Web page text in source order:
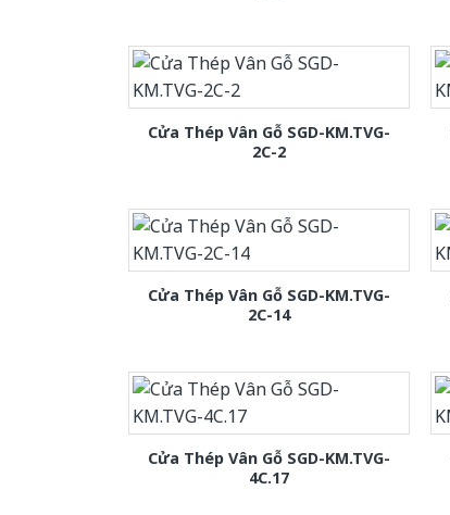
Cửa Thép Vân Gỗ SGD-KM.TVG-
2C-2
Cửa Thép Vân Gỗ SGD-KM.TVG-
2C-14
Cửa Thép Vân Gỗ SGD-KM.TVG-
4C.17